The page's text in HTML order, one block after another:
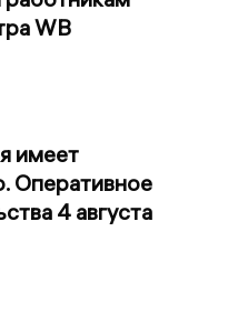
WB
имеет
Оперативное
4 августа